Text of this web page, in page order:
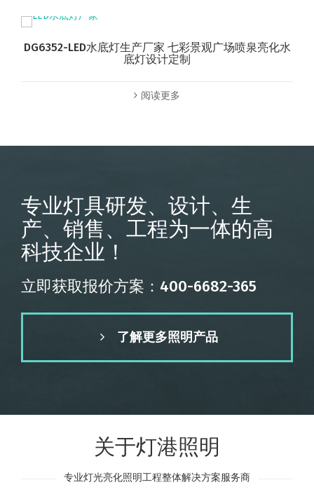
DG6352-LED水底灯生产厂家 七彩景观广场喷泉亮化水
底灯设计定制
阅读更多
专业灯具研发、设计、生
产、销售、工程为一体的高
科技企业！
立即获取报价方案：400-6682-365
了解更多照明产品
关于灯港照明
专业灯光亮化照明工程整体解决方案服务商